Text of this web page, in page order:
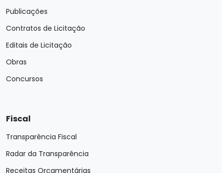
Publicações
Contratos de Licitação
Editais de Licitação
Obras
Concursos
Fiscal
Transparência Fiscal
Radar da Transparência
Receitas Orçamentárias